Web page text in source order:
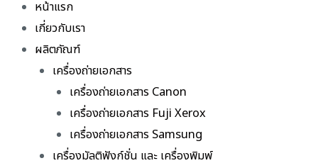
หน้าแรก
เกี่ยวกับเรา
ผลิตภัณฑ์
เครื่องถ่ายเอกสาร
เครื่องถ่ายเอกสาร Canon
เครื่องถ่ายเอกสาร Fuji Xerox
เครื่องถ่ายเอกสาร Samsung
เครื่องมัลติฟังก์ชั่น และ เครื่องพิมพ์